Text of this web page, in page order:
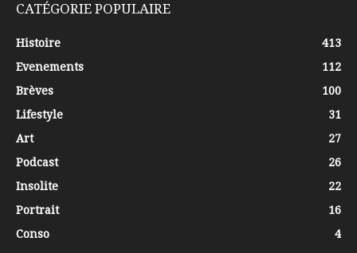
CATÉGORIE POPULAIRE
Histoire
413
Evenements
112
Brèves
100
Lifestyle
31
Art
27
Podcast
26
Insolite
22
Portrait
16
Conso
4